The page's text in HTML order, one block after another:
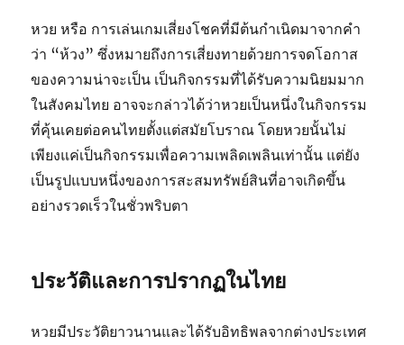
หวย หรือ การเล่นเกมเสี่ยงโชคที่มีต้นกำเนิดมาจากคำ
ว่า “ห้วง” ซึ่งหมายถึงการเสี่ยงทายด้วยการจดโอกาส
ของความน่าจะเป็น เป็นกิจกรรมที่ได้รับความนิยมมาก
ในสังคมไทย อาจจะกล่าวได้ว่าหวยเป็นหนึ่งในกิจกรรม
ที่คุ้นเคยต่อคนไทยตั้งแต่สมัยโบราณ โดยหวยนั้นไม่
เพียงแค่เป็นกิจกรรมเพื่อความเพลิดเพลินเท่านั้น แต่ยัง
เป็นรูปแบบหนึ่งของการสะสมทรัพย์สินที่อาจเกิดขึ้น
อย่างรวดเร็วในชั่วพริบตา
ประวัติและการปรากฏในไทย
หวยมีประวัติยาวนานและได้รับอิทธิพลจากต่างประเทศ